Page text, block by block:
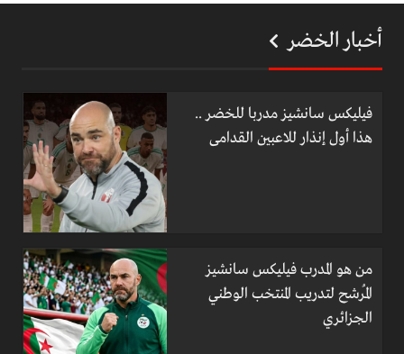
أخبار الخضر
فيليكس سانشيز مدربا للخضر ..
هذا أول إنذار للاعبين القدامى
من هو المدرب فيليكس سانشيز
المُرشح لتدريب المنتخب الوطني
الجزائري